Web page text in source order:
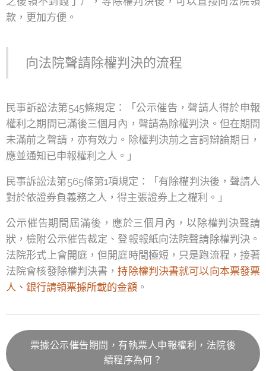
款，更加方便。
向法院聲請除權判決的流程
民事訴訟法第545條規定：「公示催告，聲請人得於申報
權利之期間已滿後三個月內，聲請為除權判決。但在期間
未滿前之聲請，亦有效力。除權判決前之言詞辯論期日，
應並通知已申報權利之人。」
民事訴訟法第565條第1項規定：「有除權判決後，聲請人
對於依證券負義務之人，得主張證券上之權利。」
公示催告期間屆滿後，應於三個月內，以除權判決聲請
狀，檢附公示催告裁定、登報報紙向法院聲請除權判決。
法院形式上會開庭，但開庭時間極短，只是跑流程，接著
法院會核發除權判決書，持除權判決書就可以向本票發票
人、銀行請領票據所載的金額 。
票據公示催告期間，有執票人申報權利，法院後
續程序為何？